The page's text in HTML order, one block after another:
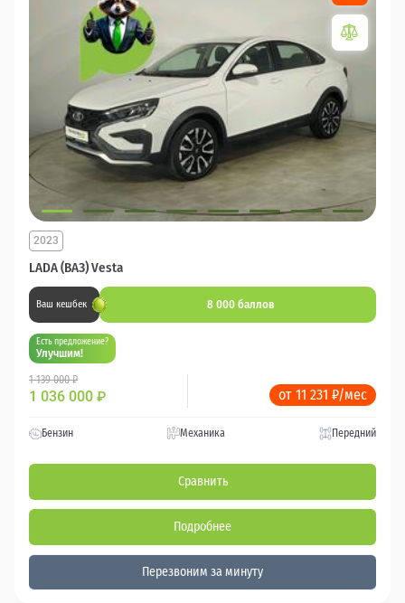
LADA (ВАЗ) Vesta
2023
Ваш кешбек 8 000 баллов
Есть предложение?
Улучшим!
1 139 000 ₽
1 036 000 ₽ от 11 231 ₽/мес
Бензин Механика Передний
Сравнить
Подробнее
Перезвоним за минуту